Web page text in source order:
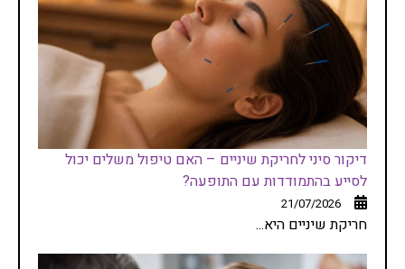
דיקור סיני לחריקת שיניים – האם טיפול משלים יכול
לסייע בהתמודדות עם התופעה?
21/07/2026
חריקת שיניים היא...